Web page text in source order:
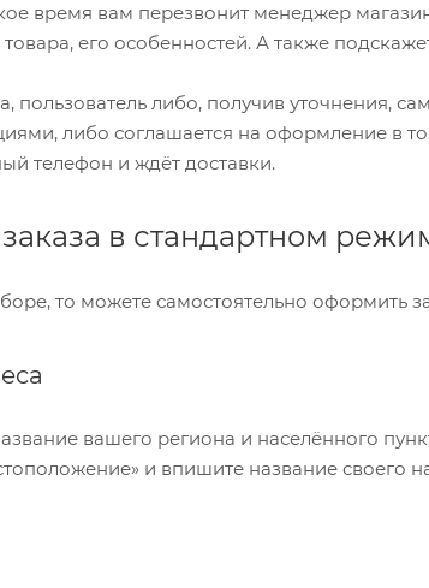
время вам перезвонит менеджер
его особенностей. А также
пользователь либо, получив уточнения,
либо соглашается на оформление в
телефон и ждёт доставки.
в стандартном
то можете самостоятельно оформить
вашего региона и населённого
и впишите название своего